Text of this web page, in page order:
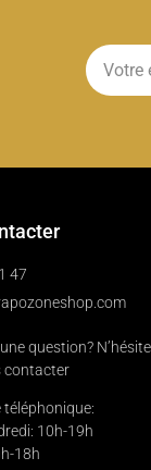
47
question?
contacter
10h-19h
18h